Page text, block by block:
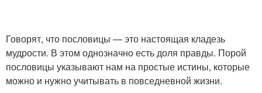
Говорят, что пословицы — это настоящая кладезь
мудрости. В этом однозначно есть доля правды. Порой
пословицы указывают нам на простые истины, которые
можно и нужно учитывать в повседневной жизни.